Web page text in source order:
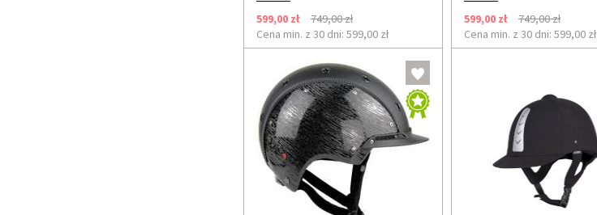
599,00 zł
749,00 zł
Cena min. z 30 dni: 599,00 zł
599,00 zł
749,00 zł
Cena min. z 30 dni: 599,00 zł